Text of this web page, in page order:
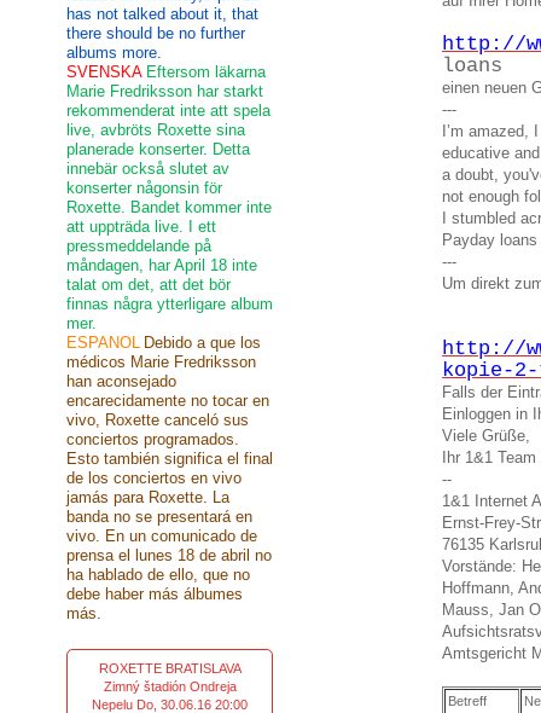
http://
loans
einen neuen
---
I’m amazed,
educative
a doubt,
not enough
I stumbled
Payday loans
---
Um direkt
http://
kopie-
Falls der
Einloggen in
Viele Grüße,
Ihr 1&1 Team
--
1&1 Internet
Ernst-Frey-
76135
Vorstände:
Hoffmann,
Mauss, Jan
Amtsgericht
Betreff
has not talked about it, that
there should be no further
albums more.
SVENSKA Eftersom läkarna
Marie Fredriksson har starkt
rekommenderat inte att spela
live, avbröts Roxette sina
planerade konserter. Detta
innebär också slutet av
konserter någonsin för
Roxette. Bandet kommer inte
att uppträda live. I ett
pressmeddelande på
måndagen, har April 18 inte
talat om det, att det bör
finnas några ytterligare album
mer.
ESPANOL Debido a que los
médicos Marie Fredriksson
han aconsejado
encarecidamente no tocar en
vivo, Roxette canceló sus
conciertos programados.
Esto también significa el final
de los conciertos en vivo
jamás para Roxette. La
banda no se presentará en
vivo. En un comunicado de
prensa el lunes 18 de abril no
ha hablado de ello, que no
debe haber más álbumes
más.
ROXETTE BRATISLAVA
Zimný štadión Ondreja
Nepelu Do, 30.06.16 20:00